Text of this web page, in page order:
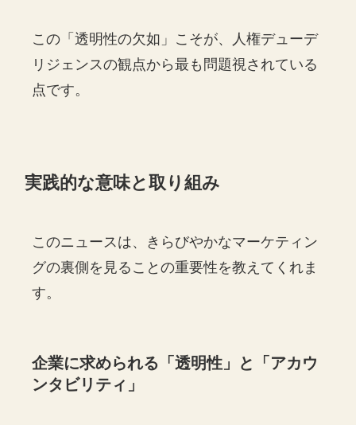
この「透明性の欠如」こそが、人権デューデ
リジェンスの観点から最も問題視されている
点です。
実践的な意味と取り組み
このニュースは、きらびやかなマーケティン
グの裏側を見ることの重要性を教えてくれま
す。
企業に求められる「透明性」と「アカウ
ンタビリティ」